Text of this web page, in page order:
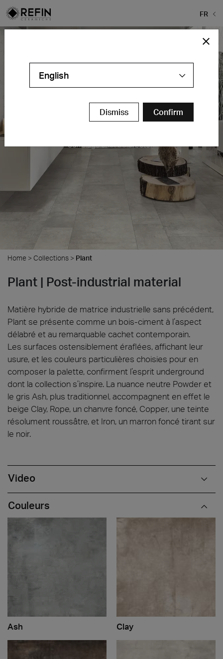
FR
Carrelage effet bois-béton
Home > Collections > Plant
Plant | Post-industrial material
Matière hybride de matrice industrielle sans précédent,
Plant se présente comme un bois-ciment à l’aspect
délabré et au remarquable cachet contemporain.
Les surfaces ostensiblement éraflées, affichant leur
usure, et les couleurs particulières choisies pour en
composer la palette, confirment l’esprit underground
dont la collection s’inspire. La nuance neutre Powder et
le gris Ash, plus traditionnel, accompagnent en effet le
beige Clay, Rope, un chanvre foncé, Copper, une teinte
résolument roussâtre, et Iron, un marron foncé tirant sur
le noir.
Video
Couleurs
Ash Clay
English
Dismiss Confirm